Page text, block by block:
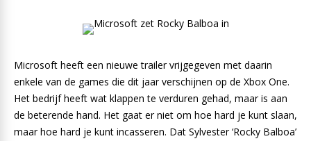
Microsoft heeft een nieuwe trailer vrijgegeven met daarin
enkele van de games die dit jaar verschijnen op de Xbox One.
Het bedrijf heeft wat klappen te verduren gehad, maar is aan
de beterende hand. Het gaat er niet om hoe hard je kunt slaan,
maar hoe hard je kunt incasseren. Dat Sylvester ‘Rocky Balboa’